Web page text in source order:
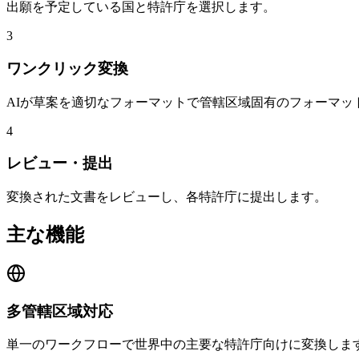
出願を予定している国と特許庁を選択します。
3
ワンクリック変換
AIが草案を適切なフォーマットで管轄区域固有のフォーマッ
4
レビュー・提出
変換された文書をレビューし、各特許庁に提出します。
主な機能
多管轄区域対応
単一のワークフローで世界中の主要な特許庁向けに変換しま